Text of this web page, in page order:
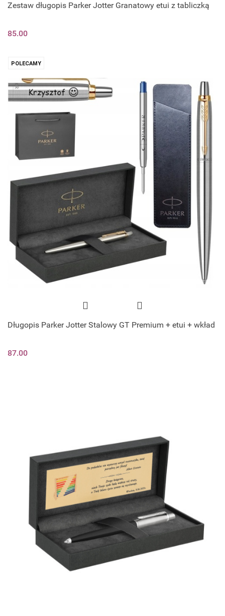
Zestaw długopis Parker Jotter Granatowy etui z tabliczką
85.00
POLECAMY
Długopis Parker Jotter Stalowy GT Premium + etui + wkład
87.00